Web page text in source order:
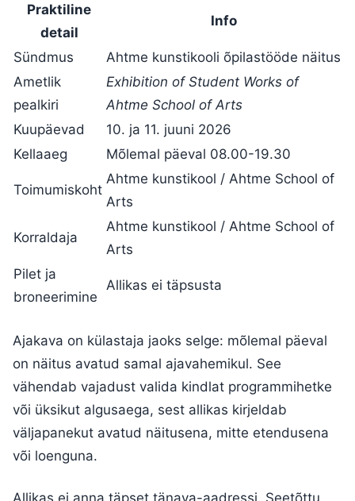
Praktiline
detail
Info
Sündmus
Ahtme kunstikooli õpilastööde näitus
Ametlik
pealkiri
Exhibition of Student Works of
Ahtme School of Arts
Kuupäevad
10. ja 11. juuni 2026
Kellaaeg
Mõlemal päeval 08.00-19.30
Toimumiskoht
Ahtme kunstikool / Ahtme School of
Arts
Korraldaja
Ahtme kunstikool / Ahtme School of
Arts
Pilet ja
broneerimine
Allikas ei täpsusta
Ajakava on külastaja jaoks selge: mõlemal päeval
on näitus avatud samal ajavahemikul. See
vähendab vajadust valida kindlat programmihetke
või üksikut algusaega, sest allikas kirjeldab
väljapanekut avatud näitusena, mitte etendusena
või loenguna.